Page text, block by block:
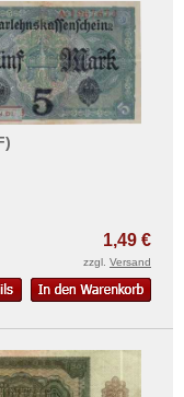
1,49 €
zzgl. Versand